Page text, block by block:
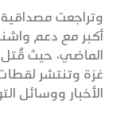
وتراجعت
أكبر مع دعم
الماضي، حيث
غزة وتنتشر
الأخبار ووسائل